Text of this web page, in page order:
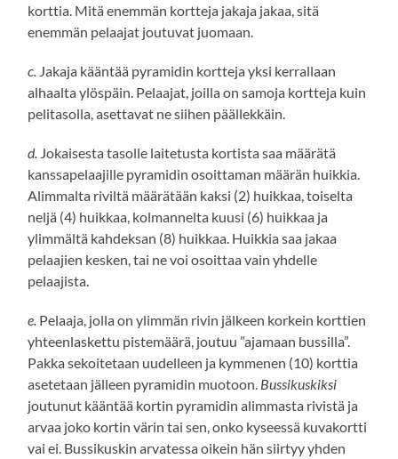
korttia. Mitä enemmän kortteja jakaja jakaa, sitä
enemmän pelaajat joutuvat juomaan.
c. ⁠ ⁠Jakaja kääntää pyramidin kortteja yksi kerrallaan
alhaalta ylöspäin. Pelaajat, joilla on samoja kortteja kuin
pelitasolla, asettavat ne siihen päällekkäin.
d. ⁠Jokaisesta tasolle laitetusta kortista saa määrätä
kanssapelaajille pyramidin osoittaman määrän huikkia.
Alimmalta riviltä määrätään kaksi (2) huikkaa, toiselta
neljä (4) huikkaa, kolmannelta kuusi (6) huikkaa ja
ylimmältä kahdeksan (8) huikkaa. Huikkia saa jakaa
pelaajien kesken, tai ne voi osoittaa vain yhdelle
pelaajista.
e. ⁠Pelaaja, jolla on ylimmän rivin jälkeen korkein korttien
yhteenlaskettu pistemäärä, joutuu ”ajamaan bussilla”.
Pakka sekoitetaan uudelleen ja kymmenen (10) korttia
asetetaan jälleen pyramidin muotoon. Bussikuskiksi
joutunut kääntää kortin pyramidin alimmasta rivistä ja
arvaa joko kortin värin tai sen, onko kyseessä kuvakortti
vai ei. Bussikuskin arvatessa oikein hän siirtyy yhden